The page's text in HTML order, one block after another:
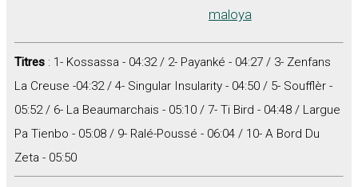
maloya
Titres : 1- Kossassa - 04:32 / 2- Payanké - 04:27 / 3- Zenfans
La Creuse -04:32 / 4- Singular Insularity - 04:50 / 5- Soufflèr -
05:52 / 6- La Beaumarchais - 05:10 / 7- Ti Bird - 04:48 / Largue
Pa Tienbo - 05:08 / 9- Ralé-Poussé - 06:04 / 10- A Bord Du
Zeta - 05:50